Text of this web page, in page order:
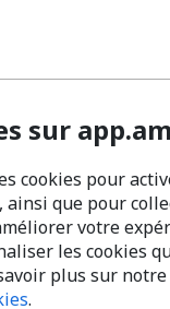
sur
cookies pour
que pour
votre
les cookies
plus sur notre
.